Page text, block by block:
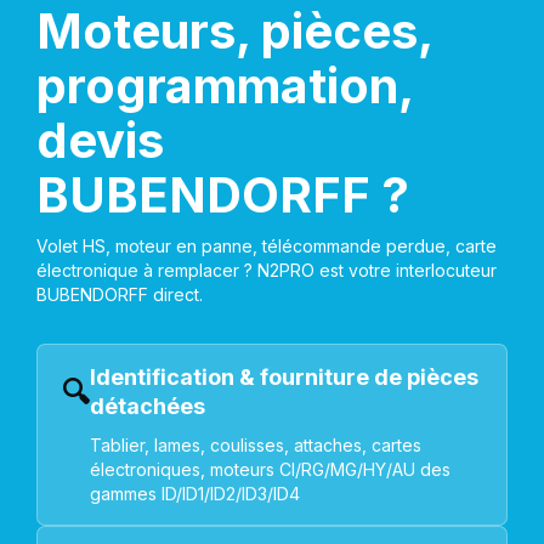
Moteurs, pièces,
programmation,
devis
BUBENDORFF ?
Volet HS, moteur en panne, télécommande perdue, carte
électronique à remplacer ? N2PRO est votre interlocuteur
BUBENDORFF direct.
🔍Identification & fourniture de pièces
détachées
Tablier, lames, coulisses, attaches, cartes
électroniques, moteurs CI/RG/MG/HY/AU des
gammes ID/ID1/ID2/ID3/ID4